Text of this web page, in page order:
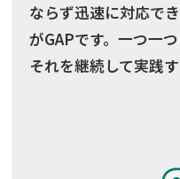
ならず迅速に対応で
がGAPです。一つ一
それを継続して実践